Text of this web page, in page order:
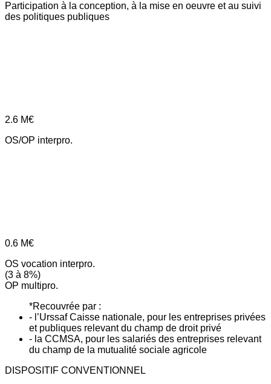
Participation à la conception, à la mise en oeuvre et au suivi
des politiques publiques
2.6 M€
OS/OP interpro.
0.6 M€
OS vocation interpro.
(3 à 8%)
OP multipro.
*Recouvrée par :
- l’Urssaf Caisse nationale, pour les entreprises privées
et publiques relevant du champ de droit privé
- la CCMSA, pour les salariés des entreprises relevant
du champ de la mutualité sociale agricole
DISPOSITIF CONVENTIONNEL